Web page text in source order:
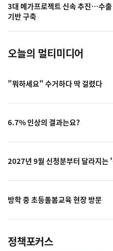
사
진
3대 메가프로젝트 신속 추진…수출
기반 구축
오늘의 멀티미디어
"뭐하세요" 수거하다 딱 걸렸다
6.7% 인상의 결과는요?
2027년 9월 신청분부터 달라지는
방학 중 초등돌봄교육 현장 방문
정책포커스